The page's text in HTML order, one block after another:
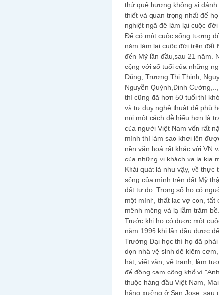
thứ quê hương không ai
thiết và quan trọng nhất để
nghiệt ngã để làm lại cuộc
Để có một cuộc sống tương
năm làm lại cuộc đời trên đất
đến Mỹ lần đầu,sau 21 năm.
cộng với số tuổi của những
Dũng, Trương Thị Thịnh,
Nguyễn Quỳnh,Đinh
thì cũng đã hơn 50 tuổi thì
và tư duy nghệ thuật để phù
nói một cách dễ hiểu hơn là
của người Việt Nam vốn rất
mình thì làm sao khơi lên
nền văn hoá rất khác với VN
của những vị khách xa lạ kia
Khái quát là như vậy, về thực
sống của mình trên đất Mỹ
đất tự do. Trong số họ có
một mình, thất lạc vợ con, tất
mênh mông và lạ lẫm trăm bề.
Trước khi họ có được một
năm 1996 khi lần đầu được
Trường Đại học thì họ đã
dọn nhà vệ sinh để kiếm
hát, viết văn, vẽ tranh, làm
để đồng cam cộng khổ vì
thuộc hàng đầu Việt Nam,
hãng xưởng ở San Jose, sau